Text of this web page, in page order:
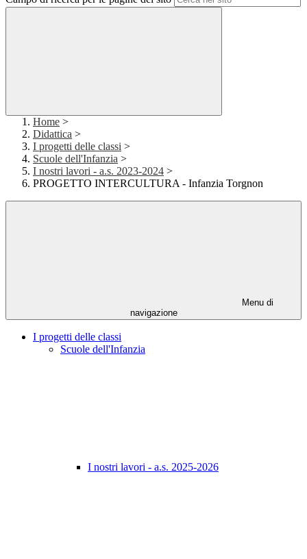
Home >
Didattica >
I progetti delle classi >
Scuole dell'Infanzia >
I nostri lavori - a.s. 2023-2024 >
PROGETTO INTERCULTURA - Infanzia Torgnon
Menu di
navigazione
I progetti delle classi
Scuole dell'Infanzia
I nostri lavori - a.s. 2025-2026